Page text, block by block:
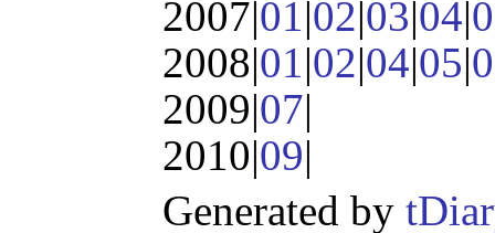
2007|01|02|03|04|
2008|01|02|04|05|
2009|07|
2010|09|
Generated by